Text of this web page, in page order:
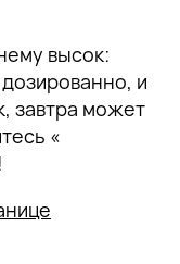
высок:
и
завтра может
«